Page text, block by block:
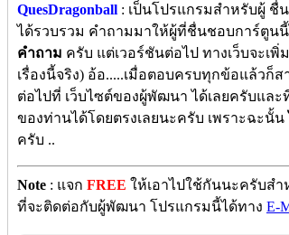
QuesDragonball : เป็นโปรแกรมสำหรับผู้ ชื่
ได้รวบรวม คำถามมาให้ผู้ที่ชื่นชอบการ์ตูนนี้
คำถาม ครับ แต่เวอร์ชันต่อไป ทางเว็บจะ
เรื่องนี้จริง) อ้อ.....เมื่อตอบครบทุกข้อแล้วก็
ต่อไปที่ เว็บไซต์ของผู้พัฒนา ได้เลยครับแล
ของท่านได้โดยตรงเลยนะครับ เพราะฉะนั้น
ครับ ..
Note : แจก FREE ให้เอาไปใช้กันนะครับส
ที่จะติดต่อกับผู้พัฒนา โปรแกรมนี้ได้ทาง E-